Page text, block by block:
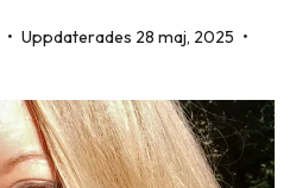
• Uppdaterades 28 maj, 2025 •